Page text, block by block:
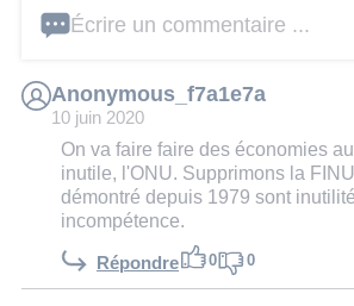
Écrire un commentaire ...
Anonymous_f7a1e7a
10 juin 2020
On va faire faire des économies
inutile, l'ONU. Supprimons la
démontré depuis 1979 sont
incompétence.
Répondre 0 0